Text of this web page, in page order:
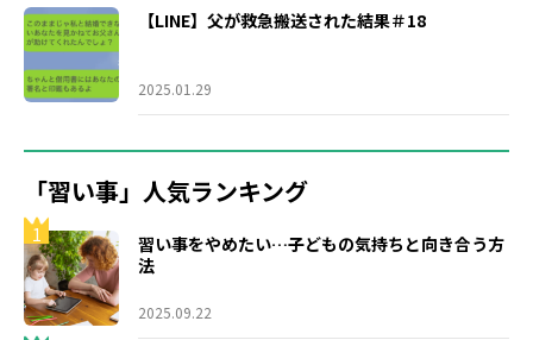
【LINE】父が救急搬送された結果＃18
2025.01.29
「習い事」人気ランキング
1
習い事をやめたい…子どもの気持ちと向き合う方
法
2025.09.22